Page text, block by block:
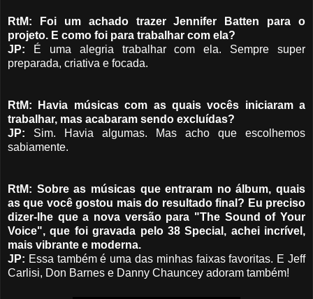
RtM: Foi um achado trazer Jennifer Batten para o
projeto. E como foi para trabalhar com ela?
JP: É uma alegria trabalhar com ela. Sempre super
preparada, criativa e focada.
RtM: Havia músicas com as quais vocês iniciaram a
trabalhar, mas acabaram sendo excluídas?
JP: Sim. Havia algumas. Mas acho que escolhemos
sabiamente.
RtM: Sobre as músicas que entraram no álbum, quais
as que você gostou mais do resultado final? Eu preciso
dizer-lhe que a nova versão para "The Sound of Your
Voice", que foi gravada pelo 38 Special, achei incrível,
mais vibrante e moderna.
JP: Essa também é uma das minhas faixas favoritas. E Jeff
Carlisi, Don Barnes e Danny Chauncey adoram também!